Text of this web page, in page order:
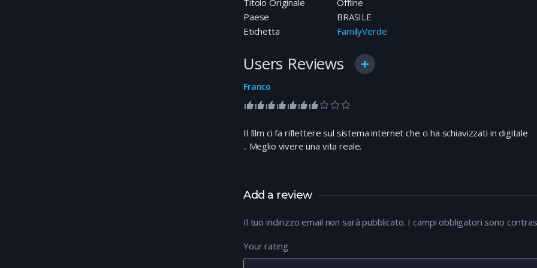
Titolo Originale
Offline
Paese
BRASILE
Etichetta
FamilyVerde
Add a review
Il tuo indirizzo email non sarà pubblicato. I campi obbligatori sono
Your rating
Users Reviews
Franco
Il film ci fa riflettere sul sistema internet che ci ha schiavizzati in digitale
.. Meglio vivere una vita reale.